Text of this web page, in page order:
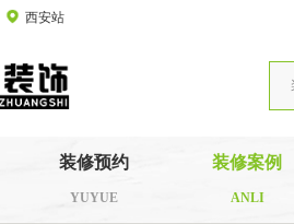
西安站
装修预约
YUYUE
装修案例
ANLI